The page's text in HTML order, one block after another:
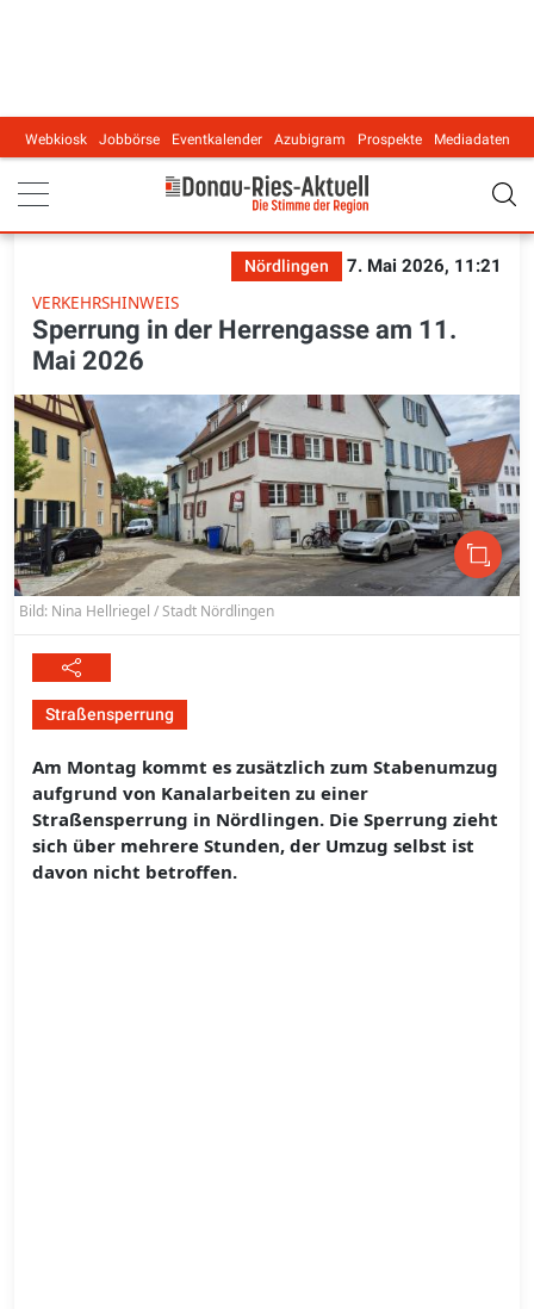
Main navigation
Webkiosk Jobbörse Eventkalender Azubigram Prospekte Mediadaten
Nördlingen
7. Mai 2026, 11:21
VERKEHRSHINWEIS
Sperrung in der Herrengasse am 11.
Mai 2026
Bild: Nina Hellriegel / Stadt Nördlingen
Straßensperrung
Am Montag kommt es zusätzlich zum Stabenumzug
aufgrund von Kanalarbeiten zu einer
Straßensperrung in Nördlingen. Die Sperrung zieht
sich über mehrere Stunden, der Umzug selbst ist
davon nicht betroffen.